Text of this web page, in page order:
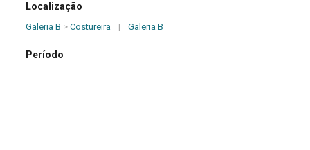
Localização
Galeria B >Costureira | Galeria B
Período